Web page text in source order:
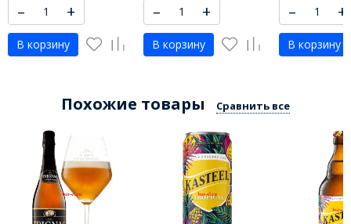
– +
В корзину
– +
В корзину
– +
В корзину
Похожие товары Сравнить все